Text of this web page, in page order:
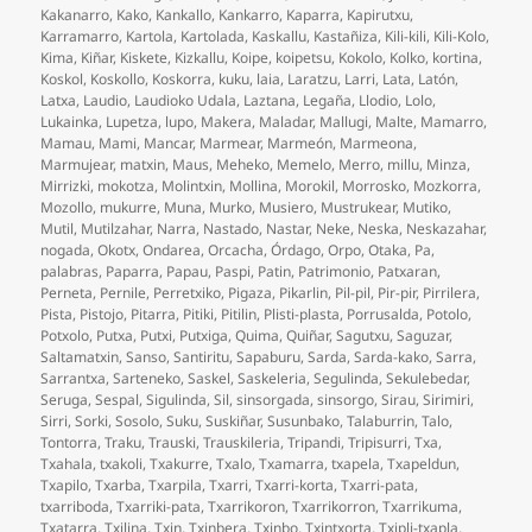
Kakanarro, Kako, Kankallo, Kankarro, Kaparra, Kapirutxu,
Karramarro, Kartola, Kartolada, Kaskallu, Kastañiza, Kili-kili, Kili-Kolo,
Kima, Kiñar, Kiskete, Kizkallu, Koipe, koipetsu, Kokolo, Kolko, kortina,
Koskol, Koskollo, Koskorra, kuku, laia, Laratzu, Larri, Lata, Latón,
Latxa, Laudio, Laudioko Udala, Laztana, Legaña, Llodio, Lolo,
Lukainka, Lupetza, lupo, Makera, Maladar, Mallugi, Malte, Mamarro,
Mamau, Mami, Mancar, Marmear, Marmeón, Marmeona,
Marmujear, matxin, Maus, Meheko, Memelo, Merro, millu, Minza,
Mirrizki, mokotza, Molintxin, Mollina, Morokil, Morrosko, Mozkorra,
Mozollo, mukurre, Muna, Murko, Musiero, Mustrukear, Mutiko,
Mutil, Mutilzahar, Narra, Nastado, Nastar, Neke, Neska, Neskazahar,
nogada,Okotx,Ondarea,Orcacha,Órdago,Orpo,Otaka, Pa,
palabras, Paparra, Papau, Paspi, Patin, Patrimonio, Patxaran,
Perneta, Pernile, Perretxiko, Pigaza, Pikarlin, Pil-pil, Pir-pir, Pirrilera,
Pista, Pistojo, Pitarra, Pitiki, Pitilin, Plisti-plasta, Porrusalda, Potolo,
Potxolo, Putxa, Putxi, Putxiga,Quima,Quiñar,Sagutxu,Saguzar,
Saltamatxin,Sanso,Santiritu,Sapaburu,Sarda,Sarda-kako,Sarra,
Sarrantxa,Sarteneko,Saskel,Saskeleria,Segulinda,Sekulebedar,
Seruga,Sespal,Sigulinda,Sil,sinsorgada,sinsorgo,Sirau,Sirimiri,
Sirri,Sorki,Sosolo,Suku,Suskiñar,Susunbako,Talaburrin,Talo,
Tontorra,Traku,Trauski,Trauskileria,Tripandi,Tripisurri,Txa,
Txahala,txakoli,Txakurre,Txalo,Txamarra,txapela,Txapeldun,
Txapilo,Txarba,Txarpila,Txarri,Txarri-korta,Txarri-pata,
txarriboda,Txarriki-pata,Txarrikoron,Txarrikorron,Txarrikuma,
Txatarra,Txilina,Txin,Txinbera,Txinbo,Txintxorta,Txipli-txapla,